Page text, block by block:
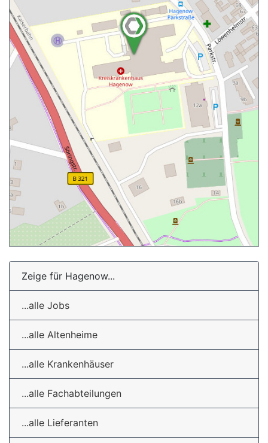
Zeige für Hagenow...
...alle Jobs
...alle Altenheime
...alle Krankenhäuser
...alle Fachabteilungen
...alle Lieferanten